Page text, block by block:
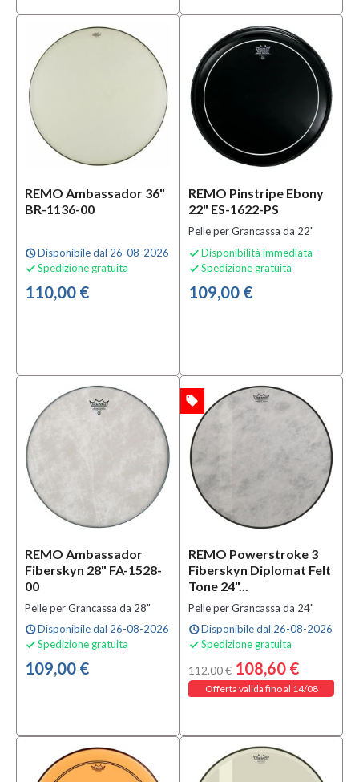
TUTTI
Strumento
Batteria
Acustica
(103)
offerta
(31)
Solo
REMO Ambassador 36"
BR-1136-00
scheduleDisponibile dal 26-08-2026
 Spedizione gratuita
110,00 €
REMO Pinstripe Ebony
22" ES-1622-PS
Pelle per Grancassa da 22"
 Disponibilità immediata
 Spedizione gratuita
109,00 €
REMO Ambassador
Fiberskyn 28" FA-1528-
00
Pelle per Grancassa da 28"
scheduleDisponibile dal 26-08-2026
 Spedizione gratuita
109,00 €
REMO Powerstroke 3
Fiberskyn Diplomat Felt
Tone 24"...
Pelle per Grancassa da 24"
scheduleDisponibile dal 26-08-2026
 Spedizione gratuita
112,00 € 108,60 €
Offerta valida fino al 14/08
OFFERTA local_offer